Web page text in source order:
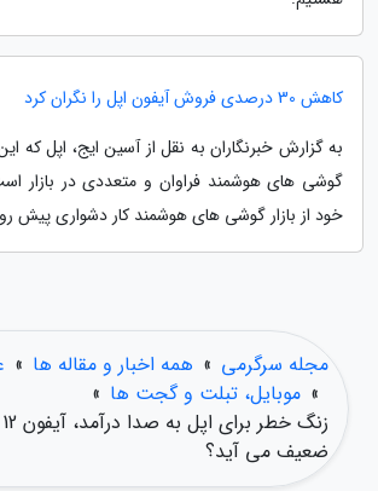
کاهش 30 درصدی فروش آیفون اپل را نگران کرد
به گزارش خبرنگاران به نقل از آسین ایج، اپل که
گوشی های هوشمند فراوان و متعددی در بازار
خود از بازار گوشی های هوشمند کار دشواری پیش
مجله سرگرمی » همه اخبار و مقاله ها »
» موبایل، تبلت و گجت ها »
ضعیف می آید؟